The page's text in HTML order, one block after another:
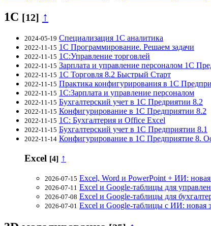
1С [12] ↑
2024-05-19 Специализация 1С аналитика
2022-11-15 1С Программирование. Решаем задачи
2022-11-15 1С:Управление торговлей
2022-11-15 Зарплата и управление персоналом 1С
2022-11-15 1С Торговля 8.2 Быстрый Старт
2022-11-15 Практика конфигурирования в 1С
2022-11-15 1С:Зарплата и управление персоналом
2022-11-15 Бухгалтерский учет в 1С Предриятии 8.2
2022-11-15 Конфигурирование в 1С Предприятии 8.2
2022-11-15 1С: Бухгалтерия и Office Excel
2022-11-15 Бухгалтерский учет в 1С Предприятии 8.1
2022-11-14 Конфигурирование в 1С Предприятие 8.
Excel [4] ↑
2026-07-15 Excel, Word и PowerPoint + ИИ:
2026-07-11 Excel и Google-таблицы для
2026-07-08 Excel и Google-таблицы для
2026-07-01 Excel и Google-таблицы с ИИ: новая